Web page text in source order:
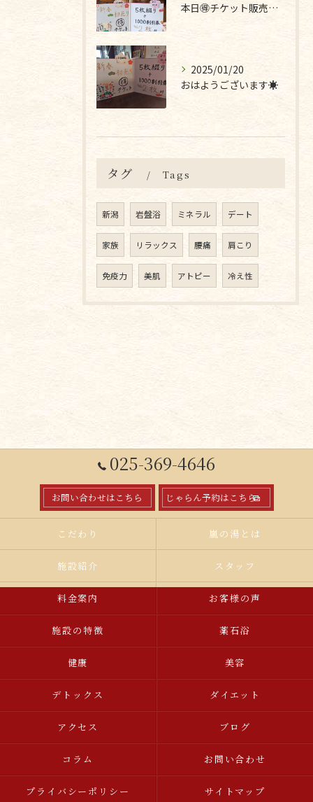
本日🉐チケット販売最終日です❣
2025/01/20
おはようございます☀
タグ Tags
新潟 岩盤浴 ミネラル デート
家族 リラックス 腰痛 肩こり
免疫力 美肌 アトピー 冷え性
025-369-4646
お問い合わせはこちら じゃらん予約はこちら
こだわり 嵐の湯とは
施設紹介 スタッフ
料金案内 お客様の声
施設の特徴 薬石浴
健康 美容
デトックス ダイエット
アクセス ブログ
コラム お問い合わせ
プライバシーポリシー サイトマップ